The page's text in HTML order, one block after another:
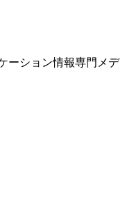
ーション情報専門メデ